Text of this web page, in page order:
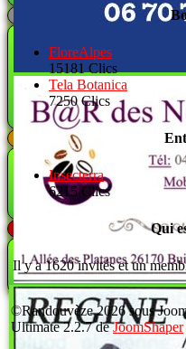
FloreAlpes
15181 Clics
Tela Botanica
7250 Clics
Insecterra
6215 Clics
Qui
Il y a 1620 invités et un
©Randouvèze 2026 sous
Ultimate 2.2.7 deJoomShaper